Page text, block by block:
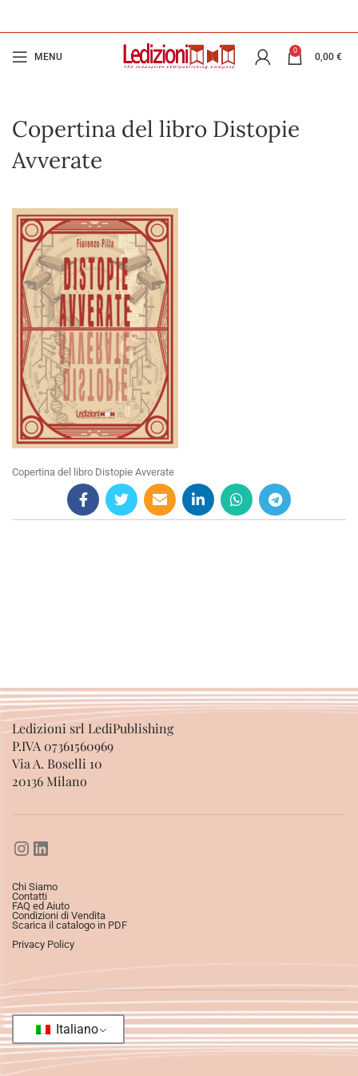
MENU
0
0,00 €
Copertina del libro Distopie
Avverate
Copertina del libro Distopie Avverate
Ledizioni srl LediPublishing
P.IVA 07361560969
Via A. Boselli 10
20136 Milano
Chi Siamo
Contatti
FAQ ed Aiuto
Condizioni di Vendita
Scarica il catalogo in PDF
Privacy Policy
Italiano